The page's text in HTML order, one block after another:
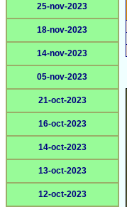
25-nov-2023
18-nov-2023
14-nov-2023
05-nov-2023
21-oct-2023
16-oct-2023
14-oct-2023
13-oct-2023
12-oct-2023